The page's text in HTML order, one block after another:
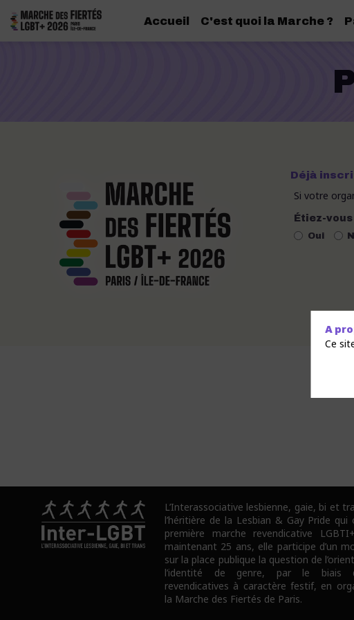
Accueil C'est quoi la Marche ?
Déjà
Si votre
Étiez-
Oui
L’Interassociative lesbienne, gaie, bi et
l’héritière de la Lesbian & Gay Pride
première marche revendicative
maintenant 25 ans, elle participe d’un
sur la place publique la question de
l’identité de genre, par le biais
revendicatives à caractère festif, en
la Marche des Fiertés de Paris.
A
Ce